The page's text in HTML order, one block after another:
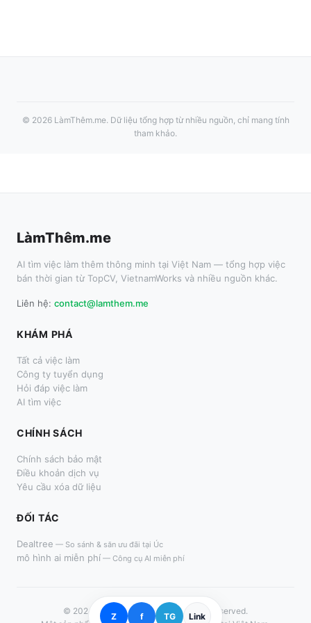
© 2026 LàmThêm.me. Dữ liệu tổng hợp từ nhiều nguồn, chỉ mang tính
tham khảo.
Z f TG Link
LàmThêm.me
AI tìm việc làm thêm thông minh tại Việt Nam — tổng hợp việc
bán thời gian từ TopCV, VietnamWorks và nhiều nguồn khác.
Liên hệ: contact@lamthem.me
KHÁM PHÁ
Tất cả việc làm
Công ty tuyển dụng
Hỏi đáp việc làm
AI tìm việc
CHÍNH SÁCH
Chính sách bảo mật
Điều khoản dịch vụ
Yêu cầu xóa dữ liệu
ĐỐI TÁC
Dealtree — So sánh & săn ưu đãi tại Úc
mô hình ai miễn phí — Công cụ AI miễn phí
© 2024– 2026
LàmThêm.me. All rights reserved.